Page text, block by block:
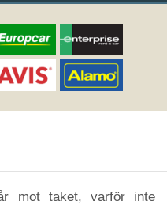
mot taket, varför inte